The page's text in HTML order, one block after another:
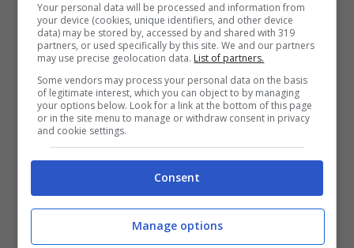
tecnico livornese.
Post Alex Sandro:
colpaccio in Serie A
Cristiano Giuntoli è arrivato in bianconero la
scorsa estate, dopo aver trascinato con idee
geniali in otticacalciomercato, il Napoli allo
Scudetto. Il ds spera di potersi ripetere ed
Your personal data will be processed and information from
your device (cookies, unique identifiers, and other device
data) may be stored by, accessed by and shared with 319
partners, or used specifically by this site. We and our partners
may use precise geolocation data. List of partners.
Some vendors may process your personal data on the basis
of legitimate interest, which you can object to by managing
your options below. Look for a link at the bottom of this page
or in the site menu to manage or withdraw consent in privacy
and cookie settings.
Consent
Manage options